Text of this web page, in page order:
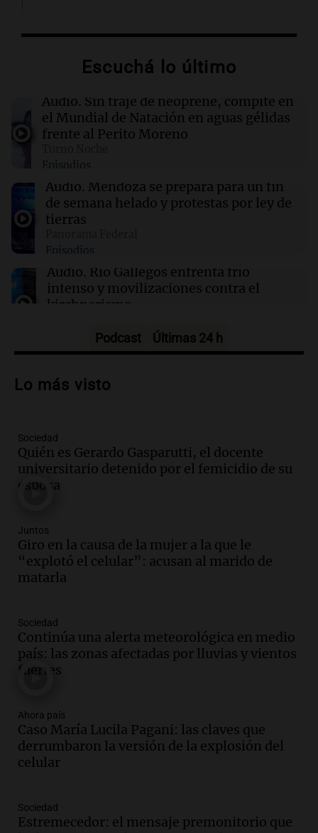
México impulsa la explotación de gas no
sobre agua salada
22:40 Deportes
Claudio "Chiqui" Tapia busca ser presidente
de la AFA hasta el Mundial 2030
22:15 Sociedad
Quiniela turista: conocé los números
ganadores de hoy jueves 6 de agosto.
22:14 Viva la Radio Rosario
Kapanga celebra sus 30 años en Rosario: "Las
canciones envejecieron bien"
Escuchá lo último
Audio. Sin traje de neoprene, compite en
el Mundial de Natación en aguas gélidas
frente al Perito Moreno
Episodios
Audio. Mendoza se prepara para un fin
de semana helado y protestas por ley de
tierras
Episodios
Audio. Río Gallegos enfrenta frío
intenso y movilizaciones contra el
kirchnerismo
Audio.Debate en el Senado sobre
la soberanía digital en Argentina
Audio.
de semana helado y ciudadanos
marchan contra reforma de tierras
Panorama Federal
Audio.
El "Mono" de Kapanga
adelantó su show en Rosario.
Viva la Radio Rosario
Episodios
en suspenso a hombre por simular robo
de recaudación en San Luis
Panorama Federal
Episodios
ayuda por problemas de fertilidad y la
ostentación de millonarios
Amamos Argentina
Episodios
avanza con testimonios clave sobre el
accidente en Villa Dolores
Podcast Últimas 24 h
Lo más visto
Sociedad
Quién es Gerardo Gasparutti, el docente
universitario detenido por el femicidio de su
esposa
Juntos
Giro en la causa de la mujer a la que le
“explotó el celular”: acusan al marido de
matarla
Sociedad
Continúa una alerta meteorológica en medio
país: las zonas afectadas por lluvias y vientos
fuertes
Ahora país
Caso María Lucila Pagani: las claves que
derrumbaron la versión de la explosión del
celular
Sociedad
Estremecedor: el mensaje premonitorio que